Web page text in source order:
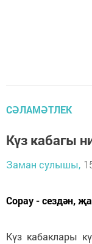
СӘЛАМӘТЛЕК
Күз кабагы
Заман сулышы,
Сорау - сездән,
Күз кабаклары